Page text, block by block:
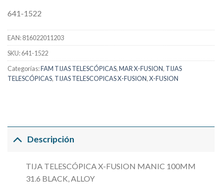
641-1522
EAN:816022011203
SKU:641-1522
Categorías:FAM TIJAS TELESCÓPICAS,MAR X-FUSION, TIJAS
TELESCÓPICAS, TIJAS TELESCOPICAS X-FUSION,X-FUSION
Descripción
TIJA TELESCÓPICA X-FUSION MANIC 100MM
31.6 BLACK, ALLOY